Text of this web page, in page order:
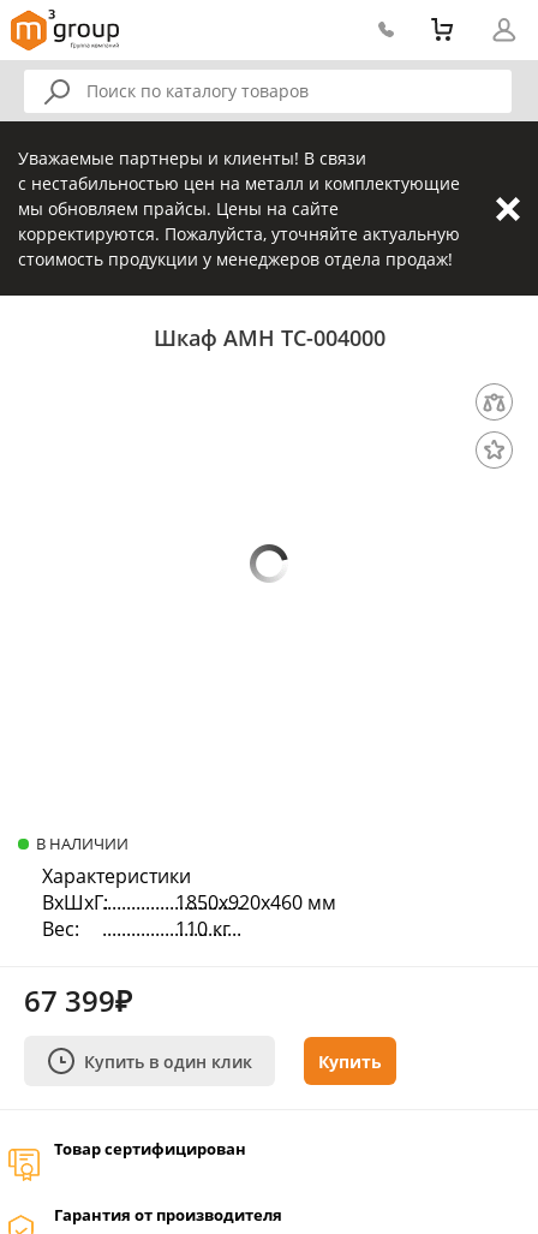
Уважаемые партнеры и клиенты! В связи
с нестабильностью цен на металл и комплектующие
мы обновляем прайсы. Цены на сайте
корректируются. Пожалуйста, уточняйте актуальную
стоимость продукции у менеджеров отдела продаж!
Шкаф AMH TC-004000
В НАЛИЧИИ
Характеристики
ВхШхГ:
1850х920х460 мм
Вес:
110 кг
67 399₽
Купить в один клик Купить
Товар сертифицирован
Гарантия от производителя